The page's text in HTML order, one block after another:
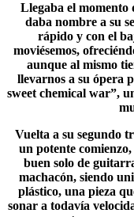
Llegaba el momento
daba nombre a su
rápido y con el
moviésemos,
aunque al mismo
llevarnos a su ópera
sweet chemical war”,
Vuelta a su segundo
un potente
buen solo de
machacón, siendo
plástico, una pieza
sonar a todavía